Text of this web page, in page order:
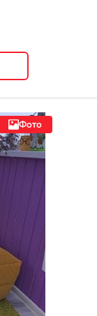
Фото